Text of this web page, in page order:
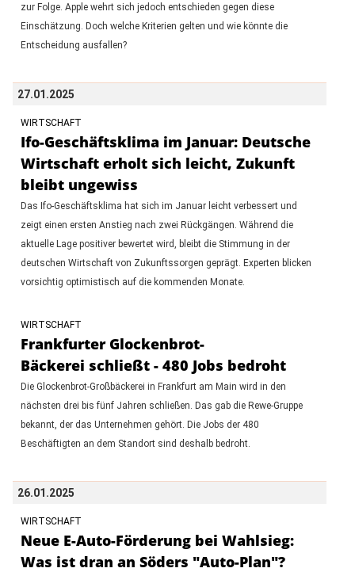
zur Folge. Apple wehrt sich jedoch entschieden gegen diese
Einschätzung. Doch welche Kriterien gelten und wie könnte die
Entscheidung ausfallen?
27.01.2025
WIRTSCHAFT
Ifo-Geschäftsklima im Januar: Deutsche
Wirtschaft erholt sich leicht, Zukunft
bleibt ungewiss
Das Ifo-Geschäftsklima hat sich im Januar leicht verbessert und
zeigt einen ersten Anstieg nach zwei Rückgängen. Während die
aktuelle Lage positiver bewertet wird, bleibt die Stimmung in der
deutschen Wirtschaft von Zukunftssorgen geprägt. Experten blicken
vorsichtig optimistisch auf die kommenden Monate.
WIRTSCHAFT
Frankfurter Glockenbrot-
Bäckerei schließt - 480 Jobs bedroht
Die Glockenbrot-Großbäckerei in Frankfurt am Main wird in den
nächsten drei bis fünf Jahren schließen. Das gab die Rewe-Gruppe
bekannt, der das Unternehmen gehört. Die Jobs der 480
Beschäftigten an dem Standort sind deshalb bedroht.
26.01.2025
WIRTSCHAFT
Neue E-Auto-Förderung bei Wahlsieg:
Was ist dran an Söders "Auto-Plan"?